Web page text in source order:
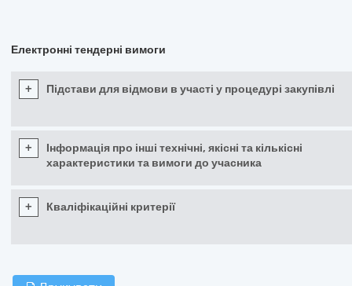
Електронні тендерні вимоги
+ Підстави для відмови в участі у процедурі закупівлі
+
Інформація про інші технічні, якісні та кількісні
характеристики та вимоги до учасника
+ Кваліфікаційні критерії